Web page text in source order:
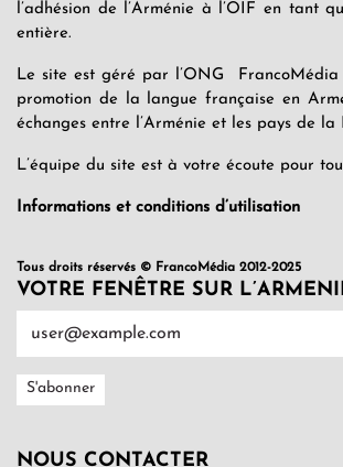
l’adhésion de l’Arménie à l’OIF en tant
entière.
Le site est géré par l’ONG
promotion de la langue française en
échanges entre l’Arménie et les pays de la
L’équipe du site est à votre écoute pour
Informations et conditions d’utilisation
Tous droits réservés © FrancoMédia 2012-2025
VOTRE FENÊTRE SUR
NOUS CONTACTER